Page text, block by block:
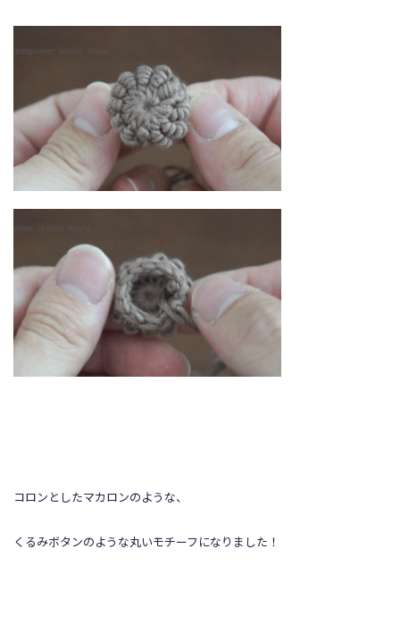
コロンとしたマカロンのような、
くるみボタンのような丸いモチーフになりました！